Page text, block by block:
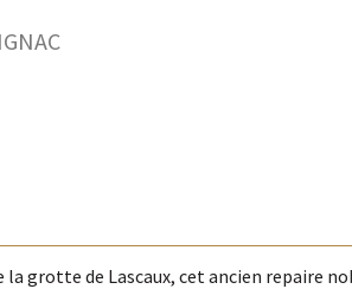
grotte de Lascaux, cet ancien repaire